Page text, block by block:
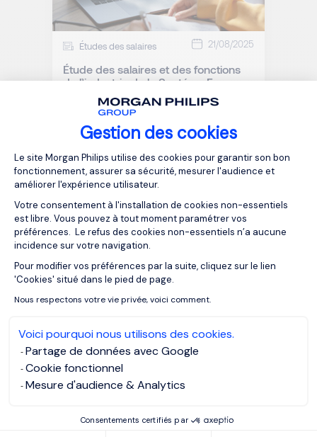
Gestion des cookies
Plateforme de Gestion du
Le site Morgan Philips utilise des cookies pour garantir son bon
fonctionnement, assurer sa sécurité, mesurer l'audience et
améliorer l'expérience utilisateur.
Votre consentement à l'installation de cookies non-essentiels
est libre. Vous pouvez à tout moment paramétrer vos
préférences. Le refus des cookies non-essentiels n’a aucune
incidence sur votre navigation.
Pour modifier vos préférences par la suite, cliquez sur le lien
'Cookies' situé dans le pied de page.
Nous respectons votre vie privée, voici comment.
Voici pourquoi nous utilisons des cookies.
Partage de données avec Google
Cookie fonctionnel
Mesure d'audience & Analytics
Consentements certifiés par
Axeptio consent
Études des salaires 21/08/2025
Étude des salaires et des fonctions
de l’industrie de la Santé en France
Étude des salaires des fonctions
juridiques en France